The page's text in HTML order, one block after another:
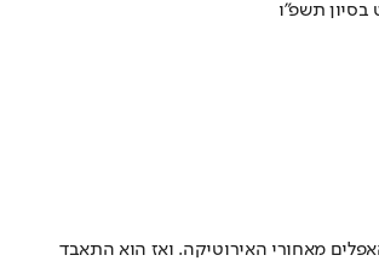
בסיון תשפ"ו
מאחורי האירוטיקה. ואז הוא התאבד